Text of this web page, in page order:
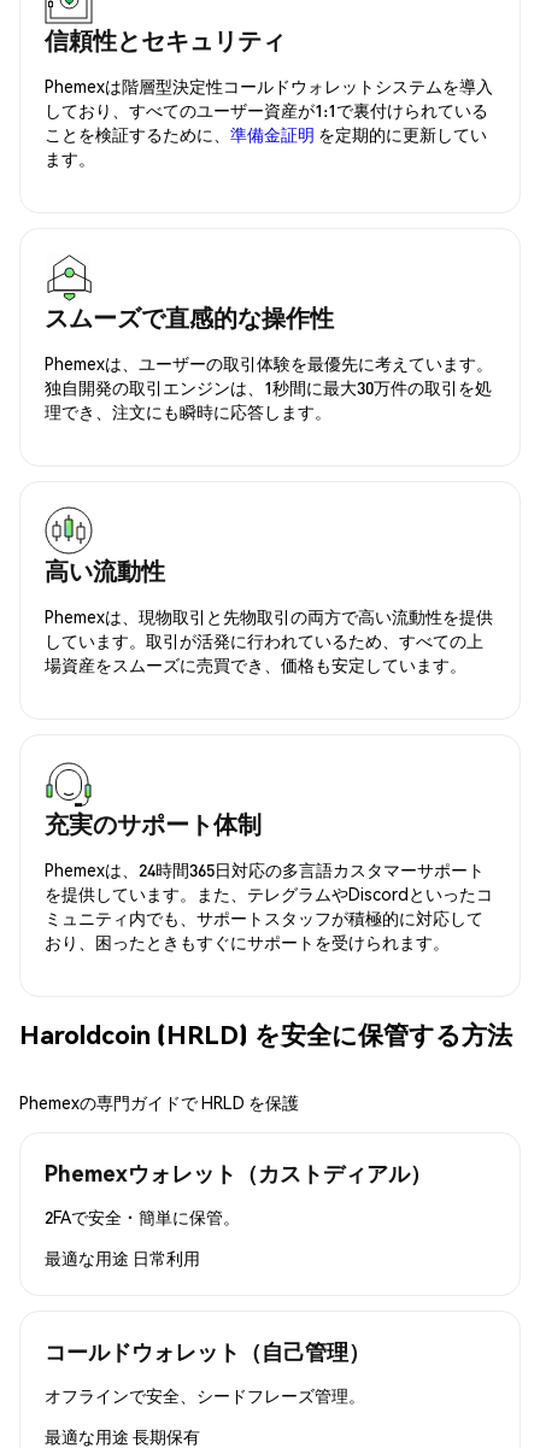
信頼性とセキュリティ
Phemexは階層型決定性コールドウォレットシステムを導入
しており、すべてのユーザー資産が1:1で裏付けられている
ことを検証するために、 準備金証明 を定期的に更新してい
ます。
スムーズで直感的な操作性
Phemexは、ユーザーの取引体験を最優先に考えています。
独自開発の取引エンジンは、1秒間に最大30万件の取引を処
理でき、注文にも瞬時に応答します。
高い流動性
Phemexは、現物取引と先物取引の両方で高い流動性を提供
しています。取引が活発に行われているため、すべての上
場資産をスムーズに売買でき、価格も安定しています。
充実のサポート体制
Phemexは、24時間365日対応の多言語カスタマーサポート
を提供しています。また、テレグラムやDiscordといったコ
ミュニティ内でも、サポートスタッフが積極的に対応して
おり、困ったときもすぐにサポートを受けられます。
Haroldcoin (HRLD) を安全に保管する方法
Phemexの専門ガイドで HRLD を保護
Phemexウォレット（カストディアル）
2FAで安全・簡単に保管。
最適な用途 日常利用
コールドウォレット（自己管理）
オフラインで安全、シードフレーズ管理。
最適な用途 長期保有